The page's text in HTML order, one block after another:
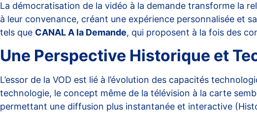
La démocratisation de la vidéo à la demande transforme la
à leur convenance, créant une expérience personnalisée et
tels que CANAL A la Demande, qui proposent à la fois des
Une Perspective Historique et
L’essor de la VOD est lié à l’évolution des capacités
technologie, le concept même de la télévision à la carte
permettant une diffusion plus instantanée et interactive (